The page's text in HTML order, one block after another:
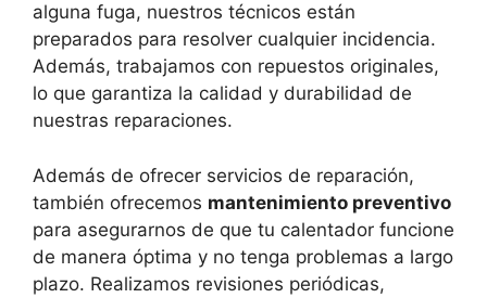
alguna fuga, nuestros técnicos están
preparados para resolver cualquier incidencia.
Además, trabajamos con repuestos originales,
lo que garantiza la calidad y durabilidad de
nuestras reparaciones.
Además de ofrecer servicios de reparación,
también ofrecemos mantenimiento preventivo
para asegurarnos de que tu calentador funcione
de manera óptima y no tenga problemas a largo
plazo. Realizamos revisiones periódicas,